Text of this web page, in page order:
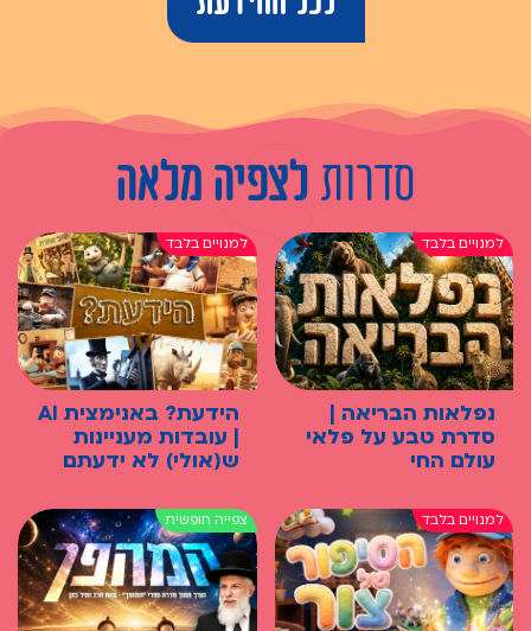
סדרות לצפיה מלאה
נפלאות הבריאה |
סדרת טבע על פלאי
עולם החי
הידעת? באנימצית AI
| עובדות מעניינות
ש(אולי) לא ידעתם